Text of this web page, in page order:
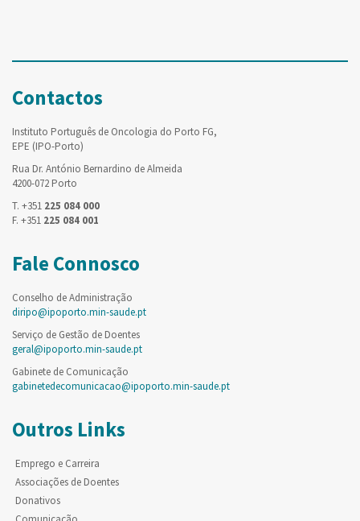
Contactos
Instituto Português de Oncologia do Porto FG,
EPE (IPO-Porto)
Rua Dr. António Bernardino de Almeida
4200-072 Porto
T. +351 225 084 000
F. +351 225 084 001
Fale Connosco
Conselho de Administração
diripo@ipoporto.min-saude.pt
Serviço de Gestão de Doentes
geral@ipoporto.min-saude.pt
Gabinete de Comunicação
gabinetedecomunicacao@ipoporto.min-saude.pt
Outros Links
Emprego e Carreira
Associações de Doentes
Donativos